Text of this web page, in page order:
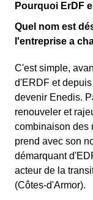
Pourquoi ErDF
Quel nom est
l'entreprise a
C'est simple,
d'ERDF et
devenir Enedis.
renouveler et
combinaison des
prend avec son
démarquant
acteur de la
(Côtes-d'Armor).